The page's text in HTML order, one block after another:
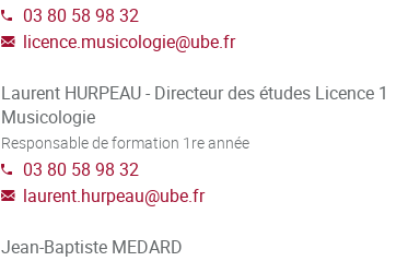
03 80 58 98 32
licence.musicologie@ube.fr
Laurent HURPEAU - Directeur des études Licence 1
Musicologie
Responsable de formation 1re année
03 80 58 98 32
laurent.hurpeau@ube.fr
Jean-Baptiste MEDARD